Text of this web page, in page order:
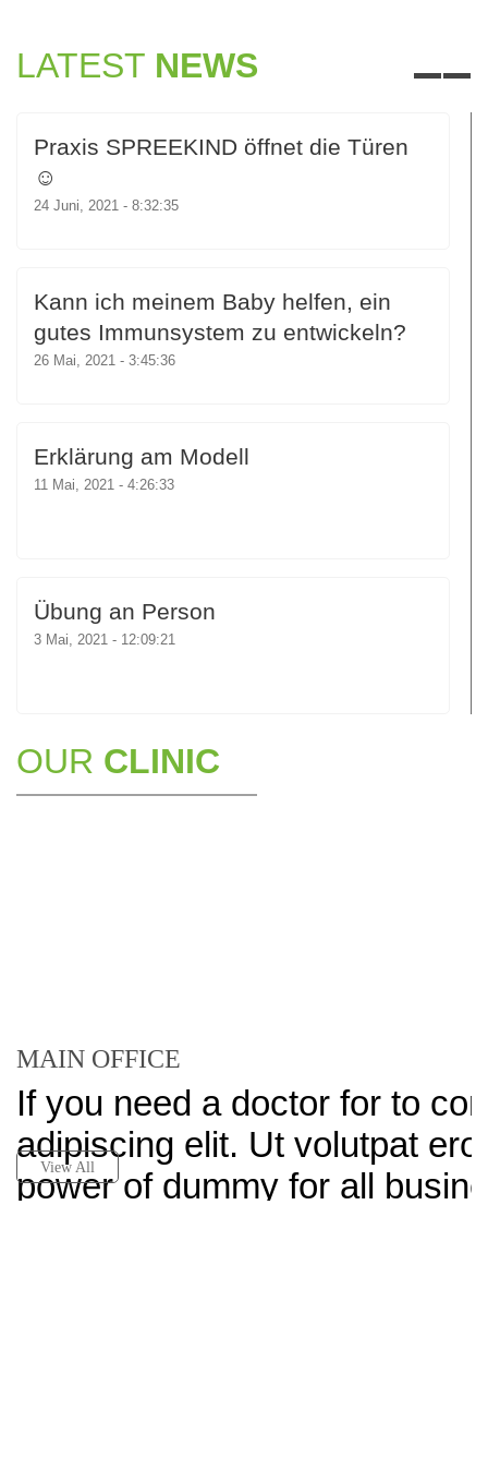
LATEST NEWS
Praxis SPREEKIND öffnet die Türen
☺
24 Juni, 2021 - 8:32:35
Kann ich meinem Baby helfen, ein
gutes Immunsystem zu entwickeln?
26 Mai, 2021 - 3:45:36
Erklärung am Modell
11 Mai, 2021 - 4:26:33
Übung an Person
3 Mai, 2021 - 12:09:21
OUR CLINIC
MAIN OFFICE
If you need a doctor for to
adipiscing elit. Ut volutpat
power of dummy for all
View All